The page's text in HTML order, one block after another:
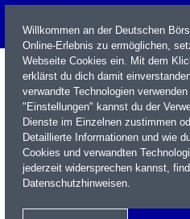
Name / WKN / ISIN / Kürzel
Willkommen an der Deutschen
Online-Erlebnis zu ermöglichen,
Webseite Cookies ein. Mit dem
erklärst du dich damit
verwandte Technologien
"Einstellungen" kannst du der
Dienste im Einzelnen zustimmen
Detaillierte Informationen und wie
Cookies und verwandten
jederzeit widersprechen kannst,
Datenschutzhinweisen.